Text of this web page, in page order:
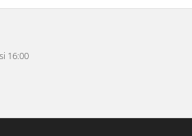
16:00